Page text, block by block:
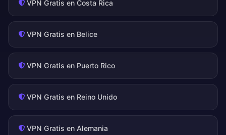
VPN Gratis en Costa Rica
VPN Gratis en Belice
VPN Gratis en Puerto Rico
VPN Gratis en Reino Unido
VPN Gratis en Alemania